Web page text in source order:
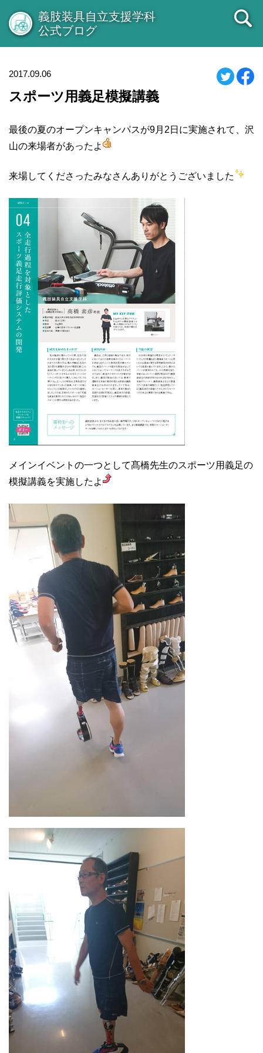
義肢装具自立支援学科
公式ブログ
2017.09.06
スポーツ用義足模擬講義
最後の夏のオープンキャンパスが9月2日に実施されて、沢
山の来場者があったよ
来場してくださったみなさんありがとうございました
メインイベントの一つとして髙橋先生のスポーツ用義足の
模擬講義を実施したよ